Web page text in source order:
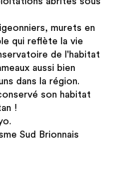
murets en
qui reflète la vie
de l'habitat
aussi bien
dans la région.
son habitat
!
Sud Brionnais